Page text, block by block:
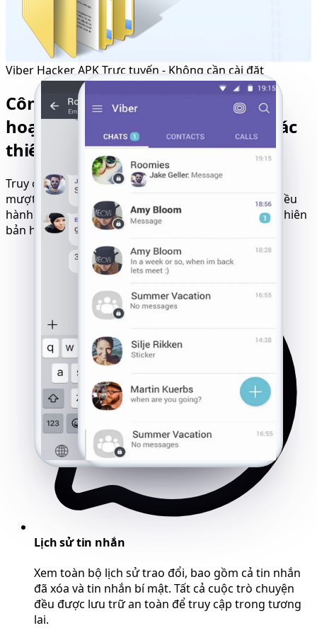
Viber Hacker APK Trực tuyến - Không cần cài đặt
Công cụ hack Viber đa nền tảng
hoạt động mượt mà trên tất cả các
thiết bị
Truy cập công cụ hack Viber đa nền tảng hoạt động
mượt mà trên iOS, Android, Windows và nhiều hệ điều
hành khác. Không phụ thuộc vào loại thiết bị hoặc phiên
bản hệ điều hành.
Lịch sử tin nhắn
Xem toàn bộ lịch sử trao đổi, bao gồm cả tin nhắn
đã xóa và tin nhắn bí mật. Tất cả cuộc trò chuyện
đều được lưu trữ an toàn để truy cập trong tương
lai.